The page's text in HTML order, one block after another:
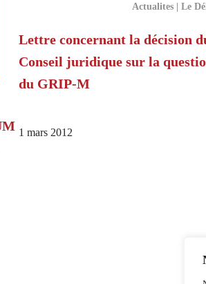
Actualites | Le
Lettre concernant la décision
Conseil juridique sur la
du GRIP‑M
1 mars 2012